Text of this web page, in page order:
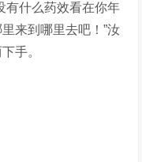
有什么药效看在你年
来到哪里去吧！”汝
手。